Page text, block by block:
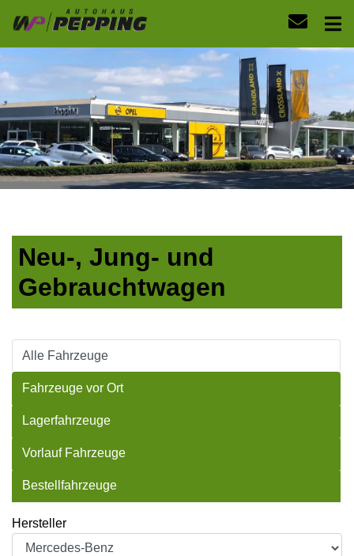
Neu-, Jung- und
Gebrauchtwagen
Alle Fahrzeuge
Fahrzeuge vor Ort
Lagerfahrzeuge
Vorlauf Fahrzeuge
Bestellfahrzeuge
Hersteller